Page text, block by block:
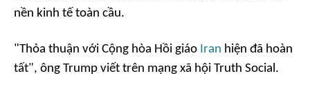
nền kinh tế toàn cầu.
"Thỏa thuận với Cộng hòa Hồi giáo Iran hiện đã hoàn
tất", ông Trump viết trên mạng xã hội Truth Social.